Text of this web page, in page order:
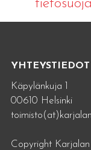
YHTEYSTIEDOT
Käpylänkuja 1
00610 Helsinki
Copyright